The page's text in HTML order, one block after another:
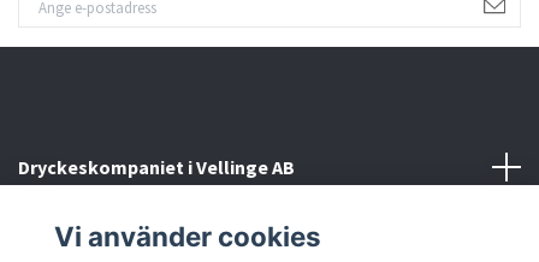
Dryckeskompaniet i Vellinge AB
Kontakta oss
Vi använder cookies